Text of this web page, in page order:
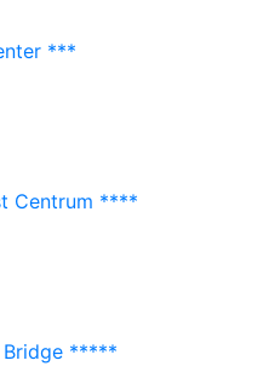
***
Centrum ****
*****